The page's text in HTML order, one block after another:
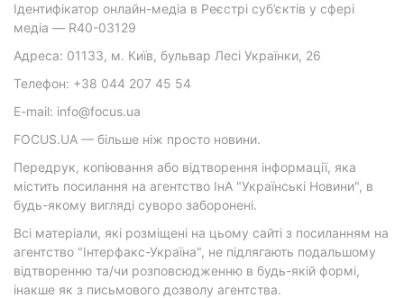
Ідентифікатор онлайн-медіа в Реєстрі суб’єктів у сфері
медіа — R40-03129
Адреса: 01133, м. Київ, бульвар Лесі Українки, 26
Телефон: +38 044 207 45 54
E-mail: info@focus.ua
FOCUS.UA — більше ніж просто новини.
Передрук, копіювання або відтворення інформації, яка
містить посилання на агентство ІнА "Українські Новини", в
будь-якому вигляді суворо заборонені.
Всі матеріали, які розміщені на цьому сайті з посиланням на
агентство "Інтерфакс-Україна", не підлягають подальшому
відтворенню та/чи розповсюдженню в будь-якій формі,
інакше як з письмового дозволу агентства.